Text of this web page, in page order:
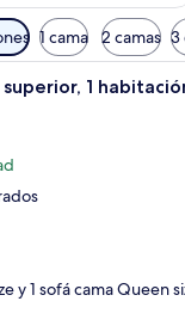
s
1 cama 2 camas 3
Un
1
y 1 sofá cama Queen